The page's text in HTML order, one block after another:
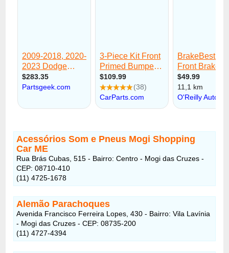
Acessórios Som e Pneus Mogi Shopping
Car ME
Rua Brás Cubas, 515 - Bairro: Centro - Mogi das Cruzes -
CEP: 08710-410
(11) 4725-1678
Alemão Parachoques
Avenida Francisco Ferreira Lopes, 430 - Bairro: Vila Lavínia
- Mogi das Cruzes - CEP: 08735-200
(11) 4727-4394